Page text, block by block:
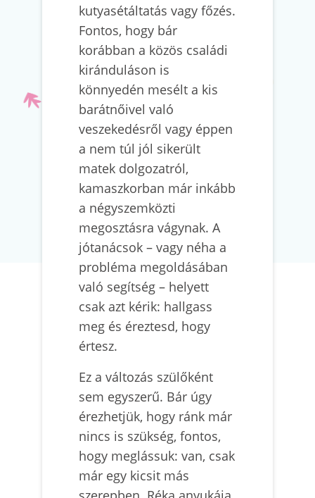
kutyasétáltatás vagy főzés.
Fontos, hogy bár
korábban a közös családi
kiránduláson is
könnyedén mesélt a kis
barátnőivel való
veszekedésről vagy éppen
a nem túl jól sikerült
matek dolgozatról,
kamaszkorban már inkább
a négyszemközti
megosztásra vágynak. A
jótanácsok – vagy néha a
probléma megoldásában
való segítség – helyett
csak azt kérik: hallgass
meg és éreztesd, hogy
értesz.
Ez a változás szülőként
sem egyszerű. Bár úgy
érezhetjük, hogy ránk már
nincs is szükség, fontos,
hogy meglássuk: van, csak
már egy kicsit más